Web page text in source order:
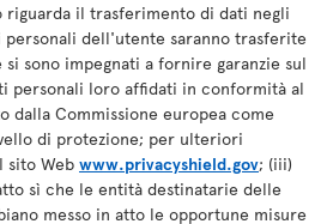
riguarda il trasferimento di dati negli
dell'utente saranno trasferite
sono impegnati a fornire garanzie sul
personali loro affidati in conformità al
dalla Commissione europea come
di protezione; per ulteriori
sito Web www.privacyshield.gov; (iii)
sì che le entità destinatarie delle
messo in atto le opportune misure